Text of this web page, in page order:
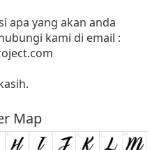
apa yang akan anda
kami di email :
Map